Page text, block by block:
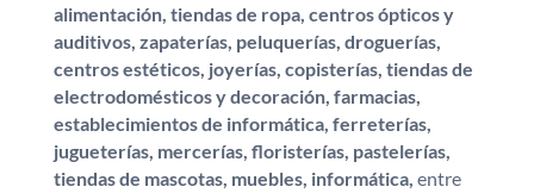
alimentación, tiendas de ropa, centros ópticos y
auditivos, zapaterías, peluquerías, droguerías,
centros estéticos, joyerías, copisterías, tiendas de
electrodomésticos y decoración, farmacias,
establecimientos de informática, ferreterías,
jugueterías, mercerías, floristerías, pastelerías,
tiendas de mascotas, muebles, informática, entre